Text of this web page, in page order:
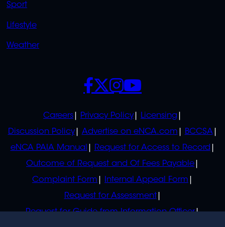
Sport
Lifestyle
Weather
Careers Privacy Policy
Licensing
Discussion Policy
Advertise on eNCA.com
BCCSA
eNCA PAIA Manual
Request for Access to Record
Outcome of Request and Of Fees Payable
Complaint Form
Internal Appeal Form
Request for Assessment
Request for Guide from Information Officer
SOCIALS